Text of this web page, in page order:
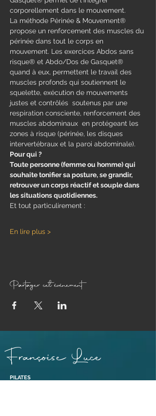
corporellement dans le mouvement.
La méthode Périnée & Mouvement®
propose un renforcement des muscles du
périnée dans tout le corps en
mouvement.​ Les exercices Abdos sans
risque® et Abdo/Dos de Gasquet®
quand à eux, permettent le travail des
muscles profonds qui soutiennent le
squelette, exécution de mouvements
justes et contrôlés  soutenus par une
respiration consciente, renforcement des
muscles abdominaux  en protégeant les
zones à risque (périnée, les disques
intervertébraux et la paroi abdominale).
Pour qui ?
Toute personne (femme ou homme) qui
souhaite tonifier sa posture, se grandir,
retrouver un corps réactif et souple dans
les situations quotidiennes.
Et tout particulirement :
En lire plus >
Partager cet événement
Françoise Luce
PILATES